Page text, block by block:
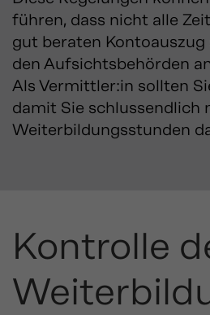
führen, dass nicht alle
gut beraten
den Aufsichtsbehörden
Als Vermittler:in sollten
damit Sie schlussendlich
Weiterbildungsstunden
Kontrolle